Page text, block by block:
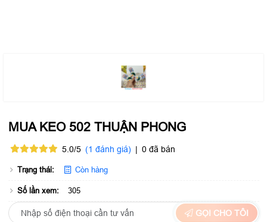
MUA KEO 502 THUẬN PHONG
5.0/5 (1 đánh giá) | 0 đã bán
Trạng thái: Còn hàng
Số lần xem: 305
GỌI CHO TÔI